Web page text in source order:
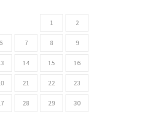
1 2
6 7 8 9
14 15 16
21 22 23
28 29 30